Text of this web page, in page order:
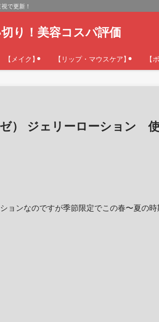
で更新！
り！美容コスパ評価
【メイク】 【リップ・マウスケア】 【
ゼ） ジェリーローション
ョンなのですが季節限定でこの春〜夏の